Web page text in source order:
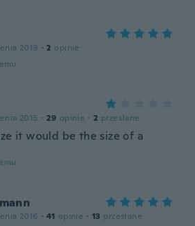
2019 · 2 opinie
2015 · 29 opinie · 2 przesłane
it would be the size of a
2016 · 41 opinie · 13 przesłane